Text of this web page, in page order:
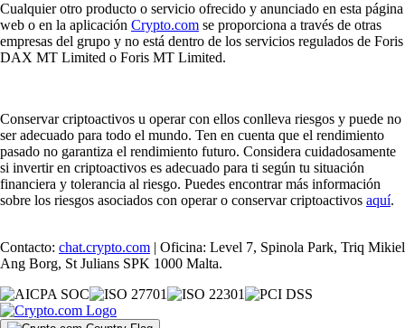
Cualquier otro producto o servicio ofrecido y anunciado en esta página
web o en la aplicación Crypto.com se proporciona a través de otras
empresas del grupo y no está dentro de los servicios regulados de Foris
DAX MT Limited o Foris MT Limited.
Conservar criptoactivos u operar con ellos conlleva riesgos y puede no
ser adecuado para todo el mundo. Ten en cuenta que el rendimiento
pasado no garantiza el rendimiento futuro. Considera cuidadosamente
si invertir en criptoactivos es adecuado para ti según tu situación
financiera y tolerancia al riesgo. Puedes encontrar más información
sobre los riesgos asociados con operar o conservar criptoactivos aquí.
Contacto: chat.crypto.com | Oficina: Level 7, Spinola Park, Triq Mikiel
Ang Borg, St Julians SPK 1000 Malta.